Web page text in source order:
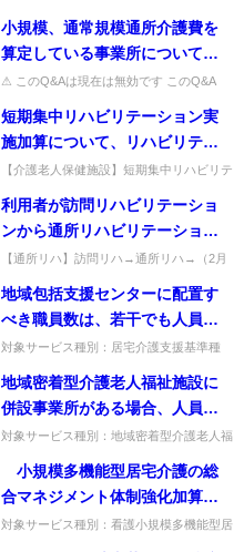
か。
となっています（処遇改善加算など、要件
が変更さ...
小規模、通常規模通所介護費を
算定している事業所について
は、月平均の利用者数で定員超
過した場合となっているが、今
回の改正で月平均の利用者数と
された趣旨は。
⚠ このQ&Aは現在は無効です このQ&A
となっています（処遇改善加算など、要件
が変更さ...
短期集中リハビリテーション実
施加算について、リハビリテー
ションマネジメントが行われて
いれば、連日の算定となるの
か。
【介護老人保健施設】短期集中リハビリテ
間の条件はあるか。個別リハを実施した日
に限り算定でき、連日必要な...
利用者が訪問リハビリテーショ
ンから通所リハビリテーション
へ移行して、通所リハビリテー
ション利用開始後2月で通所介護
に移行した場合、訪問リハビリ
テーションの社会参加支援加算
の算定要件を満たしたこととな
るか。
【通所リハ】訪問リハ→通所リハ→（2月
社会参加支援加算の要件を満たすか。満た
したこととなる。出典：平成...
地域包括支援センターに配置す
べき職員数は、若干でも人員配
置基準を上回る（例えば1号被保
険者6,050人）場合には、基準に
従って3職種各1名×2の体制が必
要か。
対象サービス種別：居宅介護支援基準種
ターに配置すべき職員数は、若干でも人員
配置基準を上回る（例えば1...
地域密着型介護老人福祉施設に
併設事業所がある場合、人員基
準はどのように緩和されるか。
対象サービス種別：地域密着型介護老人福
人員基準緩和」質問地域密着型介護老人福
祉施設に併設事業所がある場...
小規模多機能型居宅介護の総
合マネジメント体制強化加算に
ついて、「地域における活動へ
の参加の機会が確保されてい
対象サービス種別：看護小規模多機能型居